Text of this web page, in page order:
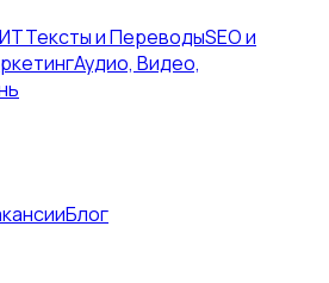
Тексты и ПереводыSEO и
Аудио, Видео,
Блог